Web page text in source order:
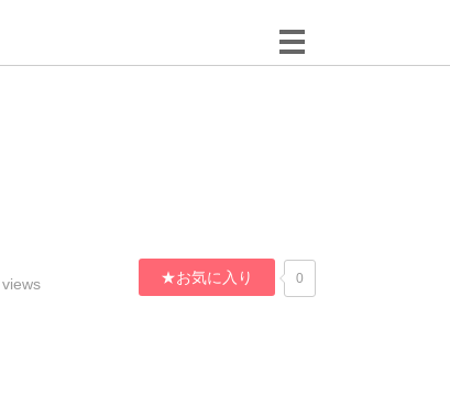
views ★お気に入り 0